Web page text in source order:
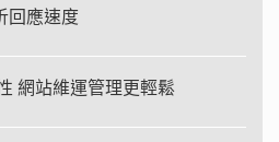
回應速度
網站維運管理更輕鬆